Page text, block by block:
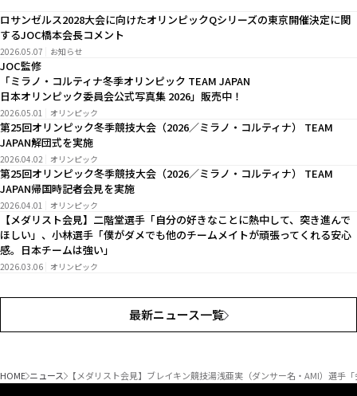
ロサンゼルス2028大会に向けたオリンピックQシリーズの東京開催決定に関
するJOC橋本会長コメント
2026.05.07 お知らせ
JOC監修
「ミラノ・コルティナ冬季オリンピック TEAM JAPAN
日本オリンピック委員会公式写真集 2026」販売中！
2026.05.01 オリンピック
第25回オリンピック冬季競技大会（2026／ミラノ・コルティナ） TEAM
JAPAN解団式を実施
2026.04.02 オリンピック
第25回オリンピック冬季競技大会（2026／ミラノ・コルティナ） TEAM
JAPAN帰国時記者会見を実施
2026.04.01 オリンピック
【メダリスト会見】二階堂選手「自分の好きなことに熱中して、突き進んで
ほしい」、小林選手「僕がダメでも他のチームメイトが頑張ってくれる安心
感。日本チームは強い」
2026.03.06 オリンピック
最新ニュース一覧
HOME ニュース 【メダリスト会見】ブレイキン競技湯浅亜実（ダンサー名・AMI）選手